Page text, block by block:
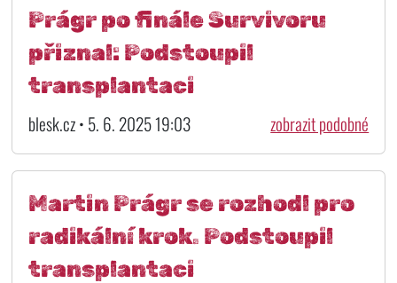
Prágr po finále Survivoru
přiznal: Podstoupil
transplantaci
blesk.cz • 5. 6. 2025 19:03 zobrazit podobné
Martin Prágr se rozhodl pro
radikální krok. Podstoupil
transplantaci